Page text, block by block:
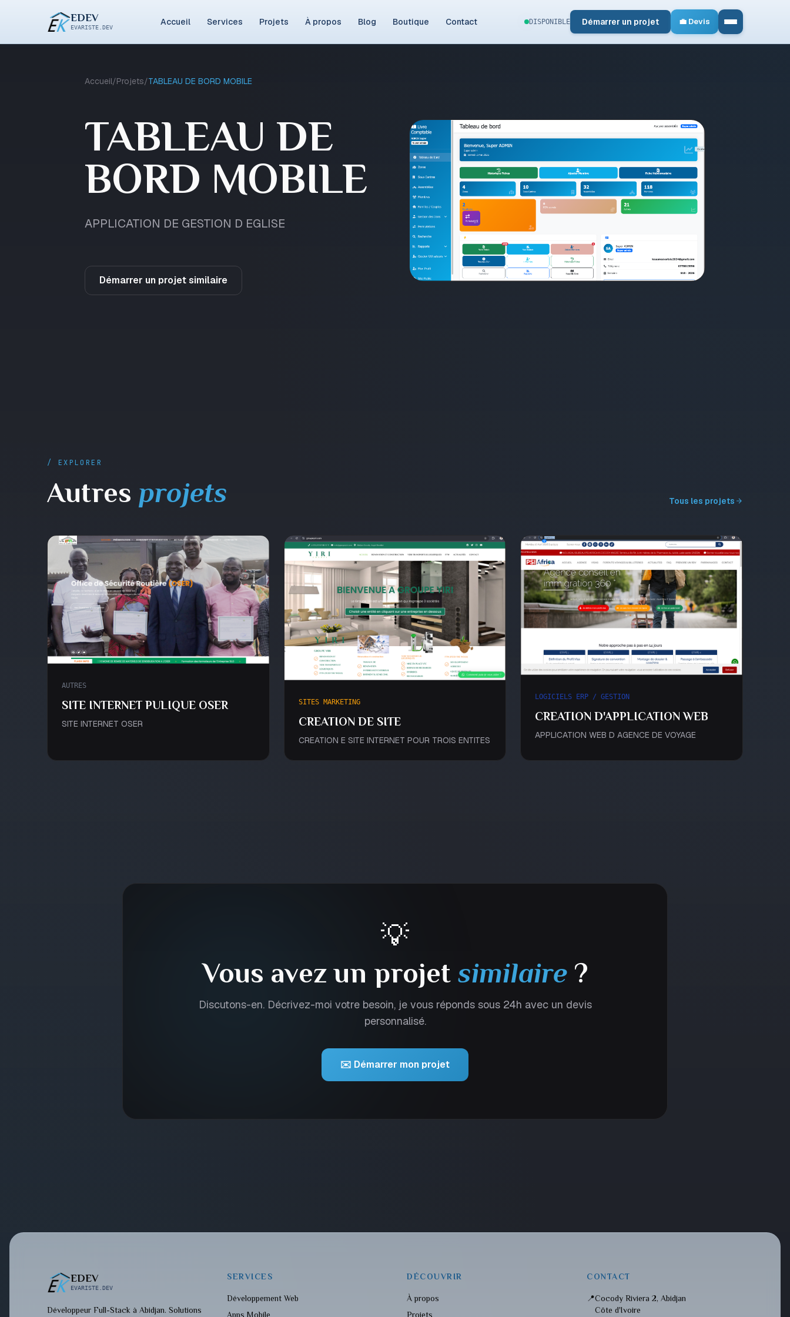
EDEV
EVARISTE.DEV Accueil Services Projets À propos Blog Boutique Contact DISPONIBLE Démarrer un projet 💼 Devis
Accueil/Projets/TABLEAU DE BORD MOBILE
TABLEAU DE
BORD MOBILE
APPLICATION DE GESTION D EGLISE
Démarrer un projet similaire
/ EXPLORER
Autres projets Tous les projets
AUTRES
SITE INTERNET PULIQUE OSER
SITE INTERNET OSER
SITES MARKETING
CREATION DE SITE
CREATION E SITE INTERNET POUR TROIS ENTITES
LOGICIELS ERP / GESTION
CREATION D'APPLICATION WEB
APPLICATION WEB D AGENCE DE VOYAGE
💡
Vous avez un projet similaire?
Discutons-en. Décrivez-moi votre besoin, je vous réponds sous 24h avec un devis
personnalisé.
✉️ Démarrer mon projet
EDEV
EVARISTE.DEV
Développeur Full-Stack à Abidjan. Solutions
SERVICES
Développement Web
Apps Mobile
DÉCOUVRIR
À propos
Projets
CONTACT
📍Cocody Riviera 2, Abidjan
Côte d'Ivoire